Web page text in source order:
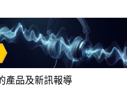
產品及新訊報導